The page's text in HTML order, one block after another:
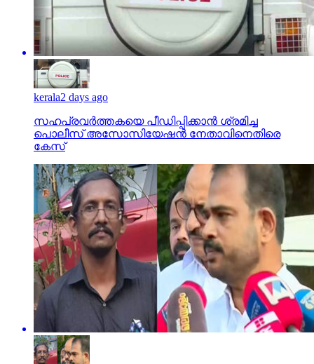
kerala2 days ago
സഹപ്രവര്‍ത്തകയെ പീഡിപ്പിക്കാന്‍ ശ്രമിച്ച
പൊലീസ് അസോസിയേഷന്‍ നേതാവിനെതിരെ
കേസ്